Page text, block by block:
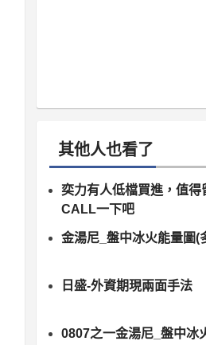
其他人也看了
奕力有人低檔買進，值得留
CALL一下吧
金湯尼_盤中冰火能量圖(
日盛-外資期現兩面手法
0807之一金湯尼_盤中冰